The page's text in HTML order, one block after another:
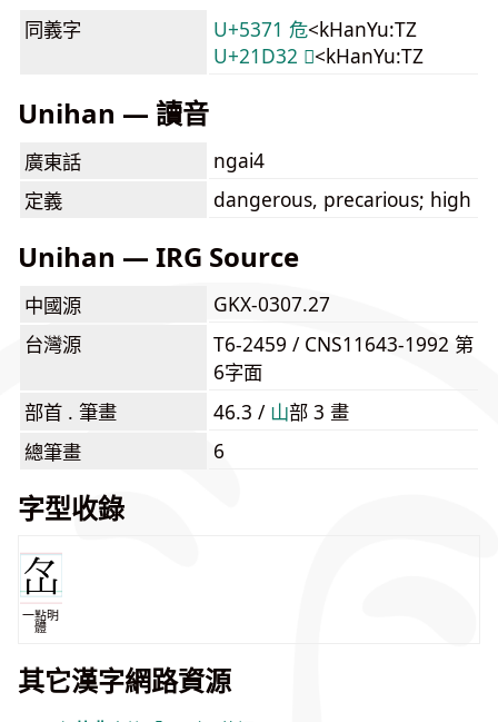
同義字 U+5371 危<kHanYu:TZ
U+21D32 𡴲<kHanYu:TZ
Unihan — 讀音
廣東話
ngai4
定義
dangerous, precarious; high
Unihan — IRG Source
中國源
GKX-0307.27
台灣源
T6-2459 / CNS11643-1992 第
6字面
部首 . 筆畫
46.3 / ⼭部 3 畫
總筆畫
6
字型收錄
一點明
體
其它漢字網路資源